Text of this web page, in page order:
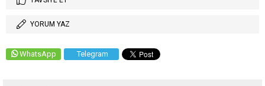
YORUM YAZ
WhatsApp Telegram